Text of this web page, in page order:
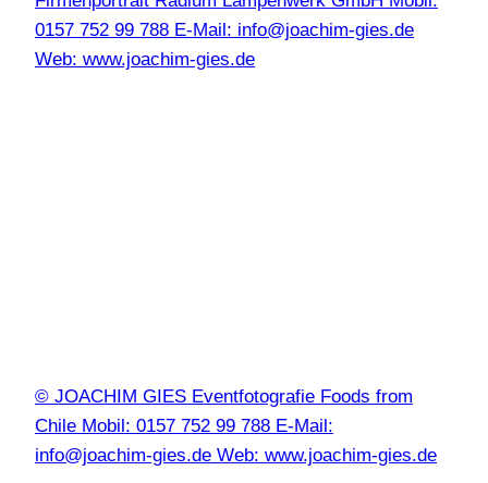
0157 752 99 788 E-Mail: info@joachim-gies.de
Web: www.joachim-gies.de
© JOACHIM GIES Eventfotografie Foods from
Chile Mobil: 0157 752 99 788 E-Mail:
info@joachim-gies.de Web: www.joachim-gies.de